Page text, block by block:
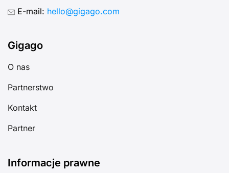
E-mail: hello@gigago.com
Gigago
O nas
Partnerstwo
Kontakt
Partner
Informacje prawne